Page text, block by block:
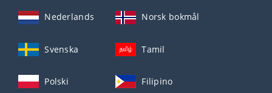
Nederlands Norsk bokmål
Svenska Tamil
Polski Filipino